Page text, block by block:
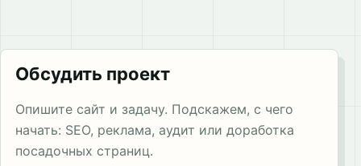
Обсудить проект
Опишите сайт и задачу. Подскажем, с чего
начать: SEO, реклама, аудит или доработка
посадочных страниц.